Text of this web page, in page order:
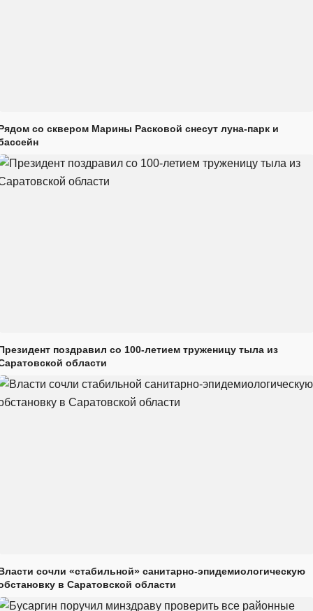
со сквером Марины Расковой снесут луна-парк и
поздравил со 100-летием труженицу тыла из
области
сочли «стабильной» санитарно-эпидемиологическую
в Саратовской области